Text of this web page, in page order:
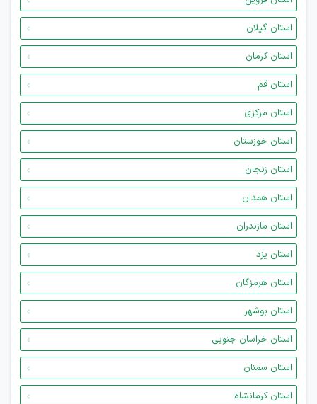
استان گیلان
استان کرمان
استان قم
استان مرکزی
استان خوزستان
استان زنجان
استان همدان
استان مازندران
استان یزد
استان هرمزگان
استان بوشهر
استان خراسان جنوبی
استان سمنان
استان کرمانشاه